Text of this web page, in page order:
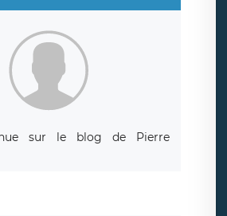
sur le blog de Pierre